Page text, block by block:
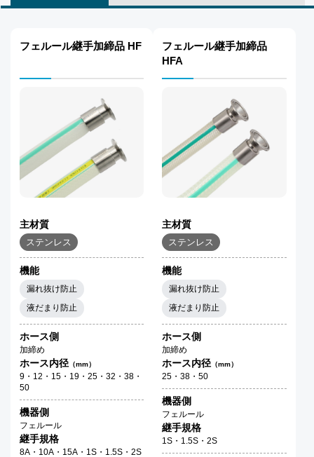
フェルール継手加締品 HF
主材質
ステンレス
機能
漏れ抜け防止
液だまり防止
ホース側
加締め
ホース内径（mm）
9・12・15・19・25・32・38・
50
機器側
フェルール
継手規格
8A・10A・15A・1S・1.5S・2S
フェルール継手加締品
HFA
主材質
ステンレス
機能
漏れ抜け防止
液だまり防止
ホース側
加締め
ホース内径 （mm）
25・38・50
機器側
フェルール
継手規格
1S・1.5S・2S